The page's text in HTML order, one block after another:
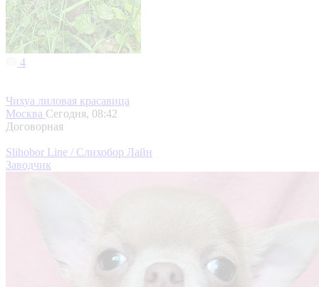
4
Чихуа лиловая красавица
Москва Сегодня, 08:42
Договорная
Slihobor Line / Слихобор Лайн
Заводчик